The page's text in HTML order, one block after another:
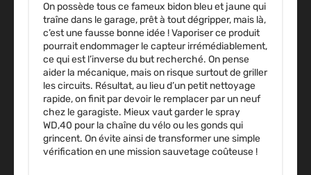
On possède tous ce fameux bidon bleu et jaune qui
traîne dans le garage, prêt à tout dégripper, mais là,
c’est une fausse bonne idée ! Vaporiser ce produit
pourrait endommager le capteur irrémédiablement,
ce qui est l’inverse du but recherché. On pense
aider la mécanique, mais on risque surtout de griller
les circuits. Résultat, au lieu d’un petit nettoyage
rapide, on finit par devoir le remplacer par un neuf
chez le garagiste. Mieux vaut garder le spray
WD,40 pour la chaîne du vélo ou les gonds qui
grincent. On évite ainsi de transformer une simple
vérification en une mission sauvetage coûteuse !